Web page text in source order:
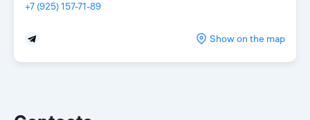
+7 (925) 157-71-89
Show on the map